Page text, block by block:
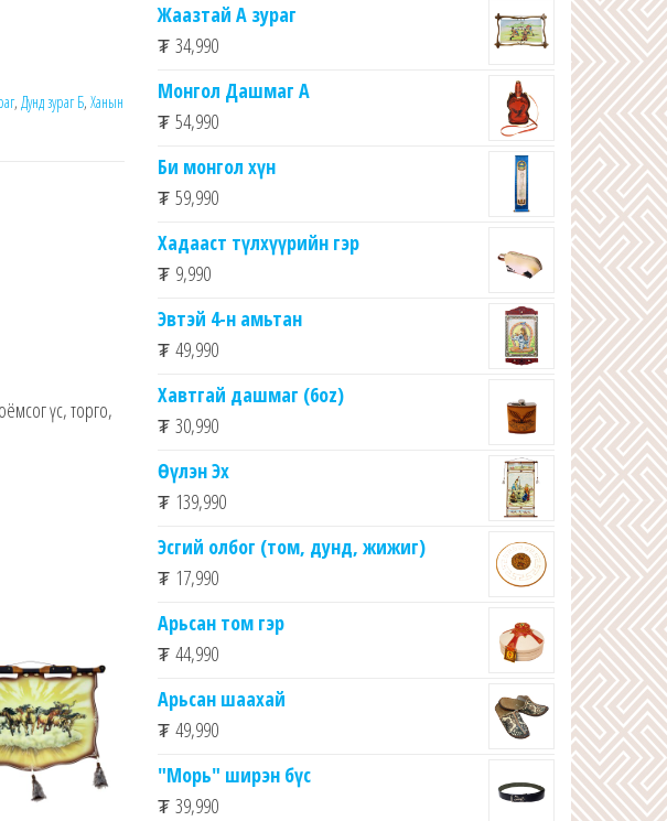
, Дунд зураг Б, Ханын
үс, торго,
Жаазтай А зураг
₮ 34,990
Монгол Дашмаг А
₮ 54,990
Би монгол хүн
₮ 59,990
Хадааст түлхүүрийн гэр
₮ 9,990
Эвтэй 4-н амьтан
₮ 49,990
Хавтгай дашмаг (6oz)
₮ 30,990
Өүлэн Эх
₮ 139,990
Эсгий олбог (том, дунд, жижиг)
₮ 17,990
Арьсан том гэр
₮ 44,990
Арьсан шаахай
₮ 49,990
"Морь" ширэн бүс
₮ 39,990